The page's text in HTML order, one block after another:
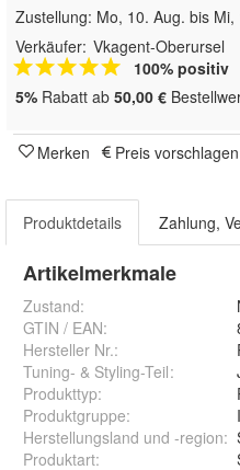
Zustellung: Mo, 10. Aug. bis Mi,
Verkäufer: Vkagent-Oberursel
100% positiv
5% Rabatt ab 50,00 €
Merken Preis vorschlagen
Produktdetails Zahlung,
Artikelmerkmale
Zustand:
GTIN / EAN:
Hersteller Nr.:
Tuning- & Styling-Teil:
Produkttyp:
Produktgruppe:
Herstellungsland und -region:
Produktart: